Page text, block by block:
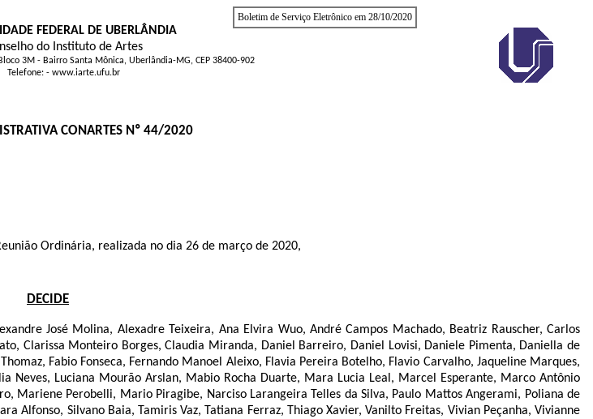
Boletim de Serviço Eletrônico em 28/10/2020
FEDERAL DE UBERLÂNDIA
do Instituto de Artes
3M - Bairro Santa Mônica, Uberlândia-MG, CEP 38400-902
Telefone: - www.iarte.ufu.br
CONARTES Nº 44/2020
Ordinária, realizada no dia 26 de março de 2020,
DECIDE
José Molina, Alexadre Teixeira, Ana Elvira Wuo, André Campos Machado, Beatriz Rauscher, Carlos
Clarissa Monteiro Borges, Claudia Miranda, Daniel Barreiro, Daniel Lovisi, Daniele Pimenta, Daniella de
Fabio Fonseca, Fernando Manoel Aleixo, Flavia Pereira Botelho, Flavio Carvalho, Jaqueline Marques,
Neves, Luciana Mourão Arslan, Mabio Rocha Duarte, Mara Lucia Leal, Marcel Esperante, Marco Antônio
Perobelli, Mario Piragibe, Narciso Larangeira Telles da Silva, Paulo Mattos Angerami, Poliana de
Alfonso, Silvano Baia, Tamiris Vaz, Tatiana Ferraz, Thiago Xavier, Vanilto Freitas, Vivian Peçanha, Vivianne